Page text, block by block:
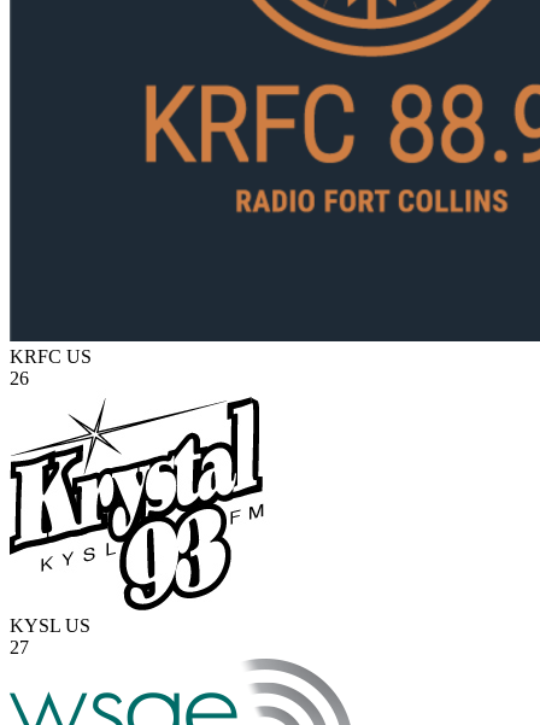
KRFC US
26
KYSL US
27